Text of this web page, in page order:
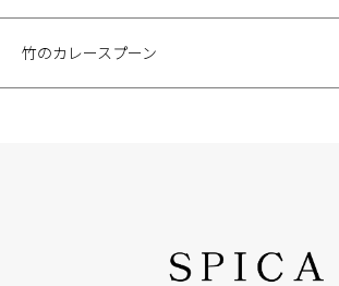
竹のカレースプーン